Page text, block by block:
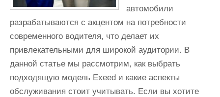
автомобили
разрабатываются с акцентом на потребности
современного водителя, что делает их
привлекательными для широкой аудитории. В
данной статье мы рассмотрим, как выбрать
подходящую модель Exeed и какие аспекты
обслуживания стоит учитывать. Если вы хотите